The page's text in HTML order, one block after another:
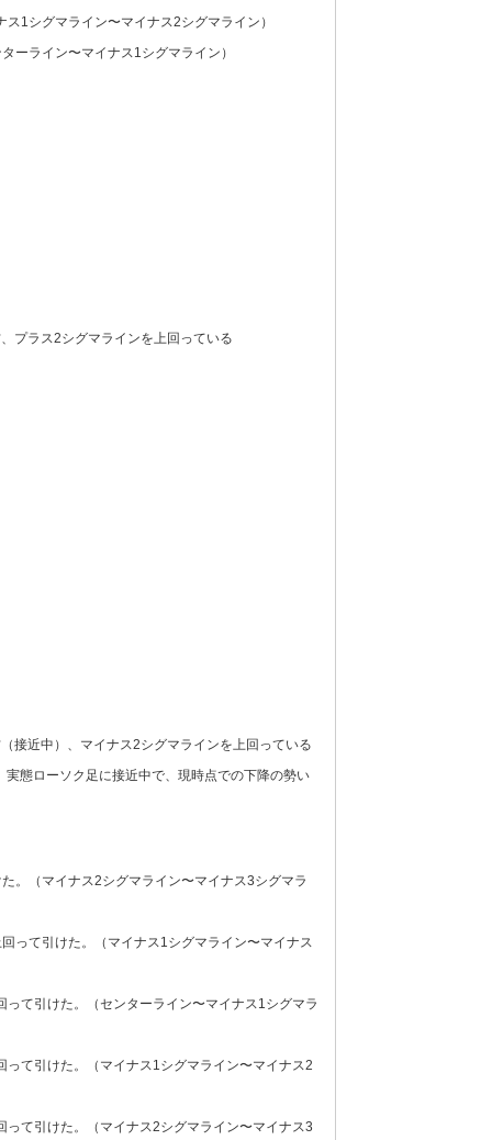
1シグマライン〜マイナス2シグマライン）
ーライン〜マイナス1シグマライン）
プラス2シグマラインを上回っている
接近中）、マイナス2シグマラインを上回っている
態ローソク足に接近中で、現時点での下降の勢い
。（マイナス2シグマライン〜マイナス3シグマラ
って引けた。（マイナス1シグマライン〜マイナス
て引けた。（センターライン〜マイナス1シグマラ
て引けた。（マイナス1シグマライン〜マイナス2
て引けた。（マイナス2シグマライン〜マイナス3